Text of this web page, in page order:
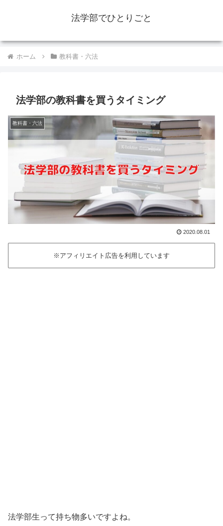
法学部でひとりごと
ホーム 教科書・六法
法学部の教科書を買うタイミング
教科書・六法
2020.08.01
※アフィリエイト広告を利用しています
法学部生って持ち物多いですよね。